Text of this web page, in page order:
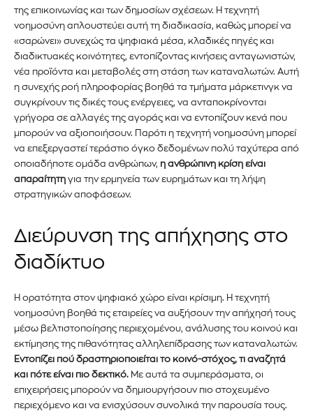
Εγγραφείτε στο Newsletter του
PetshopMarket.gr και
ενημερωθείτε πρώτοι για τα νέα
προϊόντα και τις εξελίξεις της
της επικοινωνίας και των δημοσίων σχέσεων. Η τεχνητή
νοημοσύνη απλουστεύει αυτή τη διαδικασία, καθώς μπορεί να
«σαρώνει» συνεχώς τα ψηφιακά μέσα, κλαδικές πηγές και
διαδικτυακές κοινότητες, εντοπίζοντας κινήσεις ανταγωνιστών,
νέα προϊόντα και μεταβολές στη στάση των καταναλωτών. Αυτή
η συνεχής ροή πληροφορίας βοηθά τα τμήματα μάρκετινγκ να
συγκρίνουν τις δικές τους ενέργειες, να ανταποκρίνονται
γρήγορα σε αλλαγές της αγοράς και να εντοπίζουν κενά που
μπορούν να αξιοποιήσουν. Παρότι η τεχνητή νοημοσύνη μπορεί
να επεξεργαστεί τεράστιο όγκο δεδομένων πολύ ταχύτερα από
οποιαδήποτε ομάδα ανθρώπων, η ανθρώπινη κρίση είναι
απαραίτητη για την ερμηνεία των ευρημάτων και τη λήψη
στρατηγικών αποφάσεων.
Διεύρυνση της απήχησης στο
διαδίκτυο
Η ορατότητα στον ψηφιακό χώρο είναι κρίσιμη. Η τεχνητή
νοημοσύνη βοηθά τις εταιρείες να αυξήσουν την απήχησή τους
μέσω βελτιστοποίησης περιεχομένου, ανάλυσης του κοινού και
εκτίμησης της πιθανότητας αλληλεπίδρασης των καταναλωτών.
Εντοπίζει πού δραστηριοποιείται το κοινό-στόχος, τι αναζητά
και πότε είναι πιο δεκτικό. Με αυτά τα συμπεράσματα, οι
επιχειρήσεις μπορούν να δημιουργήσουν πιο στοχευμένο
περιεχόμενο και να ενισχύσουν συνολικά την παρουσία τους.